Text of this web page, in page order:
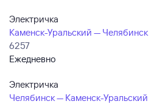
Электричка
Каменск-Уральский — Челябинск
6257
Ежедневно
Электричка
Челябинск — Каменск-Уральский